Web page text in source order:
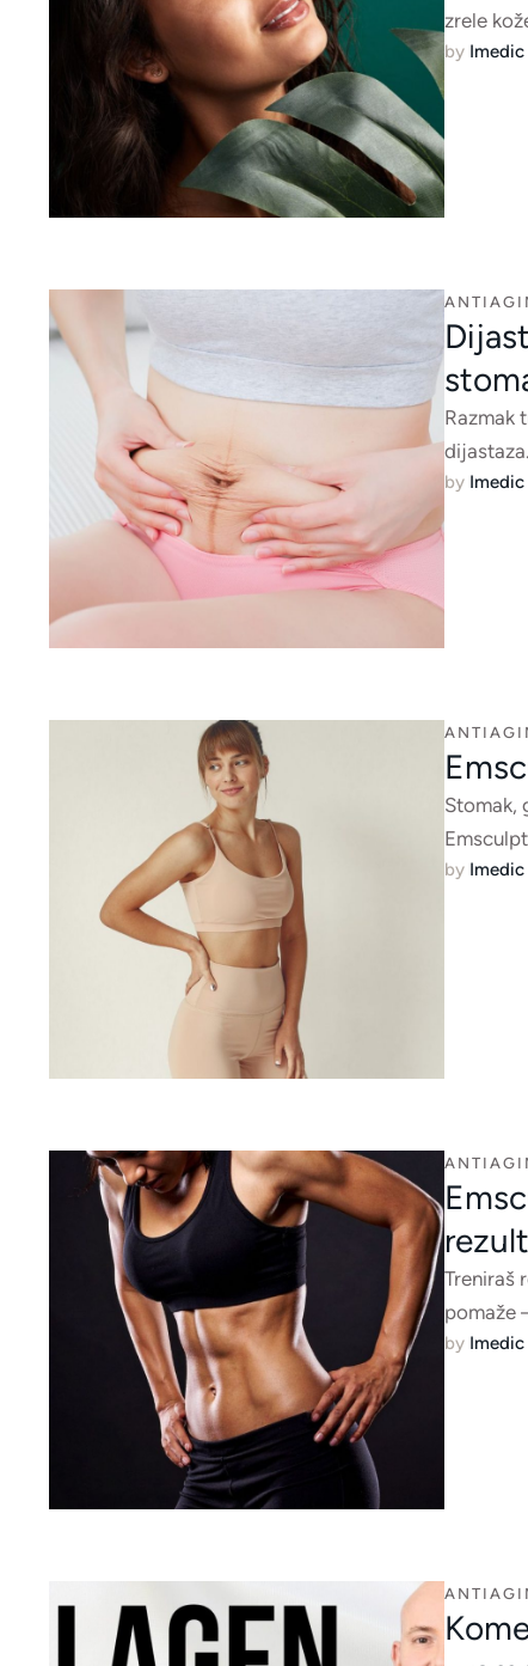
zrele
by Imedic
Razmak
by Imedic
Stomak,
by Imedic
Treniraš
pomaže
by Imedic